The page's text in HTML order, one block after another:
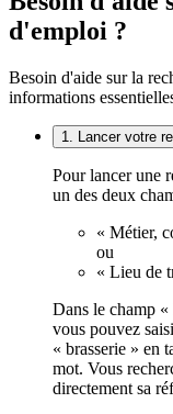
d'emploi ?
Besoin d'aide sur la
informations
1. Lancer votre
Pour lancer une
un des deux
« Métier,
ou
« Lieu de
Dans le champ
vous pouvez
« brasserie » en
mot. Vous
directement sa